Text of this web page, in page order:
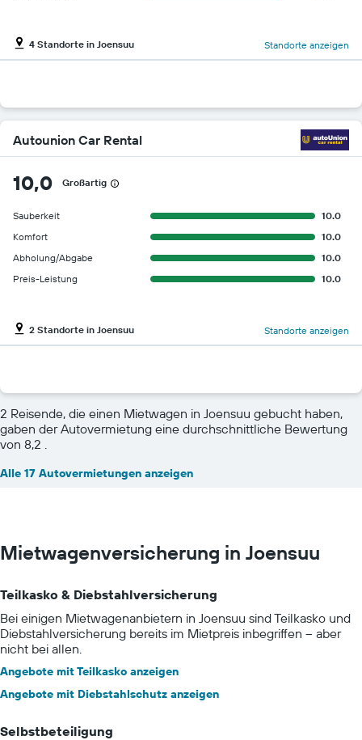
4 Standorte in Joensuu Standorte anzeigen
Autounion Car Rental
10,0 Großartig
Sauberkeit
10.0
Komfort
10.0
Abholung/Abgabe
10.0
Preis-Leistung
10.0
2 Standorte in Joensuu Standorte anzeigen
2 Reisende, die einen Mietwagen in Joensuu gebucht haben,
gaben der Autovermietung eine durchschnittliche Bewertung
von 8,2 .
Alle 17 Autovermietungen anzeigen
Mietwagenversicherung in Joensuu
Teilkasko & Diebstahlversicherung
Bei einigen Mietwagenanbietern in Joensuu sind Teilkasko und
Diebstahlversicherung bereits im Mietpreis inbegriffen – aber
nicht bei allen.
Angebote mit Teilkasko anzeigen
Angebote mit Diebstahlschutz anzeigen
Selbstbeteiligung